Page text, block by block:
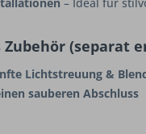
(separat
Lichtstreuung &
sauberen Abschluss